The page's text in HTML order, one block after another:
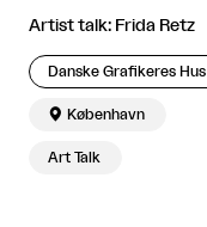
Artist talk: Frida Retz
Danske Grafikeres Hus
 København
Art Talk